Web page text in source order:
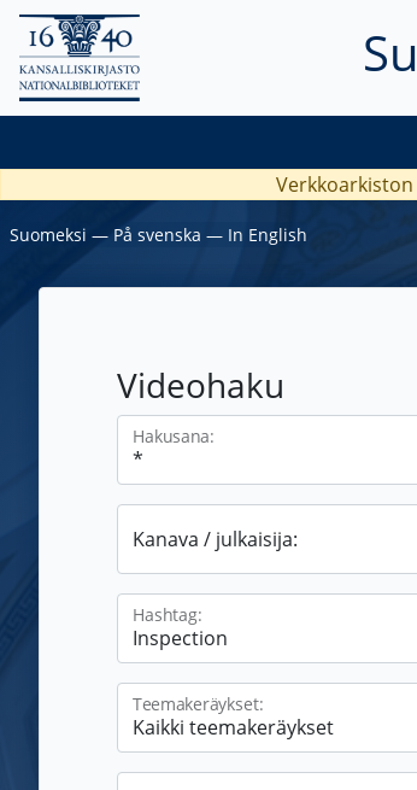
Suomeksi ― På svenska ― In English
Videohaku
Hakusana:
Kanava / julkaisija:
Hashtag:
Teemakeräykset: